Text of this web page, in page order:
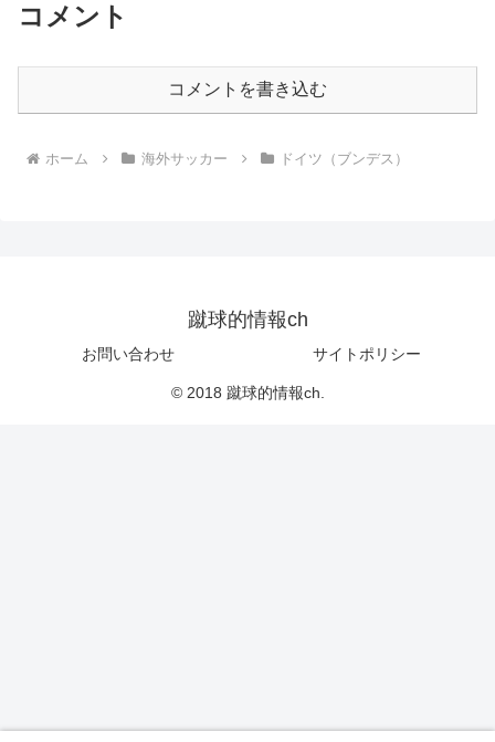
コメント
コメントを書き込む
ホーム 海外サッカー ドイツ（ブンデス）
蹴球的情報ch
お問い合わせ サイトポリシー
© 2018 蹴球的情報ch.